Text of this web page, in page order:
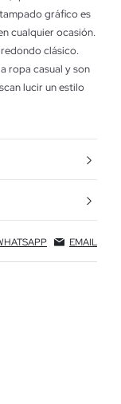
gráfico es
cualquier ocasión.
clásico.
ropa casual y son
lucir un estilo
EMAIL